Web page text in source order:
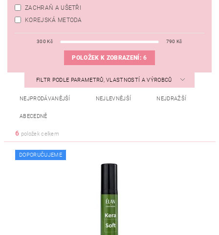
ZACHRAŇ A UŠETŘI
KOREJSKÁ METODA
300 Kč 790 Kč
POLOŽEK K ZOBRAZENÍ:6
FILTR PODLE PARAMETRŮ, VLASTNOSTÍ A VÝROBCŮ
NEJPRODÁVANĚJŠÍ NEJLEVNĚJŠÍ NEJDRAŽŠÍ
ABECEDNĚ
6 položek celkem
DOPORUČUJEME